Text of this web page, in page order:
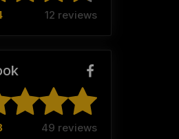
12 reviews
49 reviews